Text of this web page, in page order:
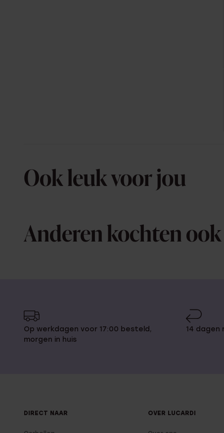
Ook leuk voor jou
Anderen kochten ook
Op werkdagen voor 17:00 besteld,
morgen in huis
14 dagen
DIRECT NAAR OVER LUCARDI